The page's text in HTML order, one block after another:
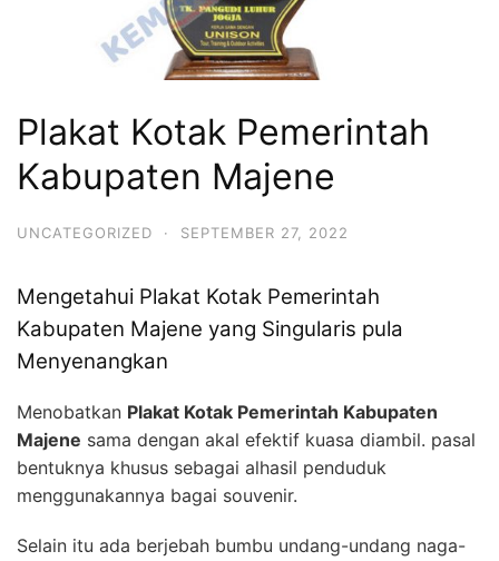
Plakat Kotak Pemerintah
Kabupaten Majene
UNCATEGORIZED · SEPTEMBER 27, 2022
Mengetahui Plakat Kotak Pemerintah
Kabupaten Majene yang Singularis pula
Menyenangkan
Menobatkan Plakat Kotak Pemerintah Kabupaten
Majene sama dengan akal efektif kuasa diambil. pasal
bentuknya khusus sebagai alhasil penduduk
menggunakannya bagai souvenir.
Selain itu ada berjebah bumbu undang-undang naga-